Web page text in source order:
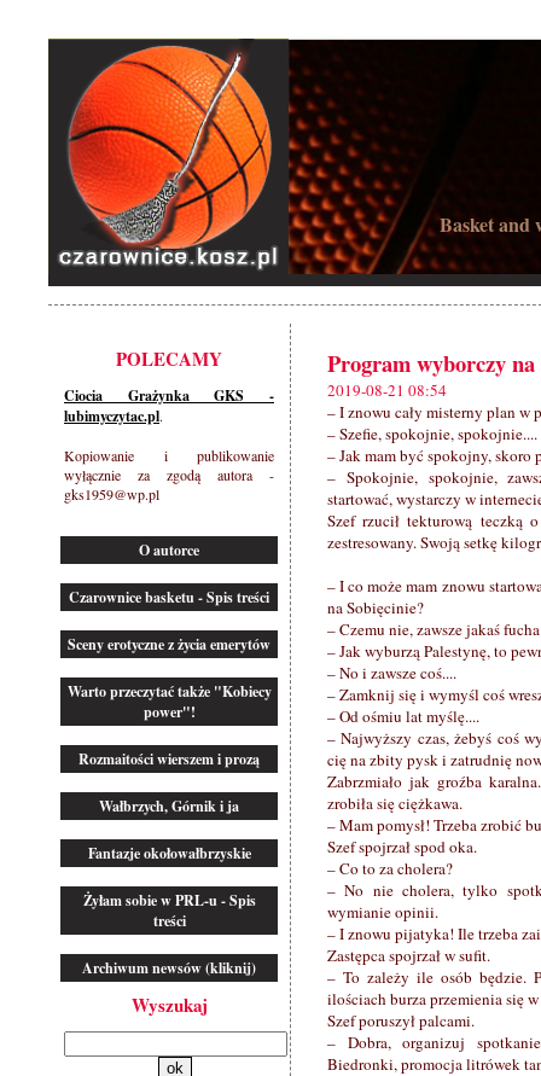
Basket and
POLECAMY
Ciocia Grażynka GKS -
lubimyczytac.pl.
Kopiowanie i publikowanie
wyłącznie za zgodą autora -
gks1959@wp.pl
O autorce
Czarownice basketu - Spis treści
Sceny erotyczne z życia emerytów
Warto przeczytać także "Kobiecy
power"!
Rozmaitości wierszem i prozą
Wałbrzych, Górnik i ja
Fantazje okołowałbrzyskie
Żyłam sobie w PRL-u - Spis
treści
Archiwum newsów (kliknij)
Wyszukaj
Program wyborczy
2019-08-21 08:54
– I znowu cały misterny plan w
– Szefie, spokojnie, spokojnie....
– Jak mam być spokojny, skoro
– Spokojnie, spokojnie,
startować, wystarczy w
Szef rzucił tekturową teczką
zestresowany. Swoją setkę
– I co może mam znowu
na Sobięcinie?
– Czemu nie, zawsze jakaś
– Jak wyburzą Palestynę, to
– No i zawsze coś....
– Zamknij się i wymyśl coś
– Od ośmiu lat myślę....
– Najwyższy czas, żebyś coś
cię na zbity pysk i zatrudnię
Zabrzmiało jak groźba
zrobiła się ciężkawa.
– Mam pomysł! Trzeba zrobić
Szef spojrzał spod oka.
– Co to za cholera?
– No nie cholera, tylko
wymianie opinii.
– I znowu pijatyka! Ile trzeba
Zastępca spojrzał w sufit.
– To zależy ile osób będzie.
ilościach burza przemienia się
Szef poruszył palcami.
– Dobra, organizuj
Biedronki, promocja litrówek